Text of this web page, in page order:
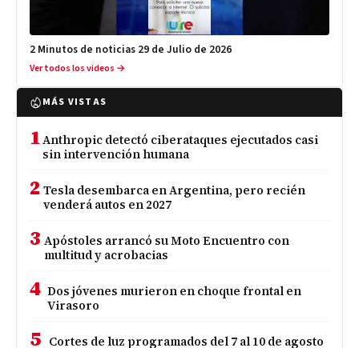
2 Minutos de noticias 29 de Julio de 2026
Ver todos los videos →
MÁS VISTAS
1Anthropic detectó ciberataques ejecutados casi
sin intervención humana
2 Tesla desembarca en Argentina, pero recién
venderá autos en 2027
3 Apóstoles arrancó su Moto Encuentro con
multitud y acrobacias
4 Dos jóvenes murieron en choque frontal en
Virasoro
5 Cortes de luz programados del 7 al 10 de agosto